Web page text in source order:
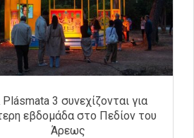
Plásmata 3 συνεχίζονται για
εβδομάδα στο Πεδίον του
Άρεως